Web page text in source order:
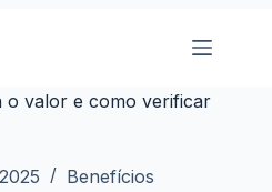
o valor e como verificar
Benefícios